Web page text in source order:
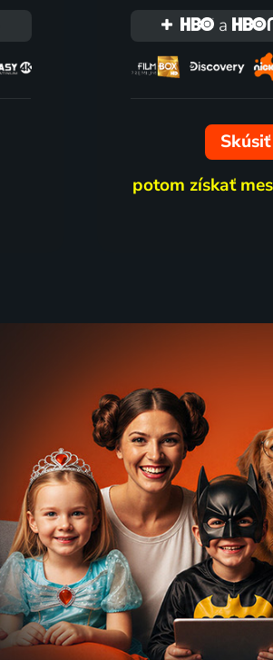
2023 | Nemecko, Rakúsko, Belgicko, Taliansko, Švajčiarsko, Francúzsko, Japonsko | Thriller, Dráma, Mysteriózny, Science Fiction
Cyklopotulky
2026 | Cestovanie
102 dielov
a
potom získať